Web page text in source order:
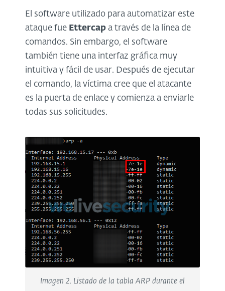
El software utilizado para automatizar este
ataque fue Ettercap a través de la línea de
comandos. Sin embargo, el software
también tiene una interfaz gráfica muy
intuitiva y fácil de usar. Después de ejecutar
el comando, la víctima cree que el atacante
es la puerta de enlace y comienza a enviarle
todas sus solicitudes.
Imagen 2. Listado de la tabla ARP durante el